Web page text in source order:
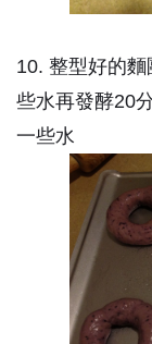
10. 整型好的
些水再發酵20
一些水